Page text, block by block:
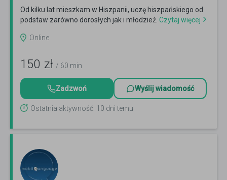
Od kilku lat mieszkam w Hiszpanii, uczę hiszpańskiego od
podstaw zarówno dorosłych jak i młodzież. Czytaj więcej
Online
150 zł / 60 min
Zadzwoń Wyślij wiadomość
Ostatnia aktywność: 10 dni temu